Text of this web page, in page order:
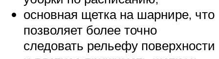
основная щетка на шарнире, что
позволяет более точно
следовать рельефу поверхности